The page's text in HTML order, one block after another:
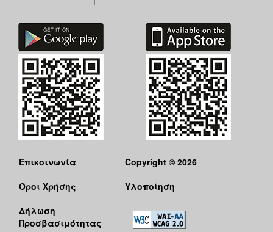
Επικοινωνία
Όροι Χρήσης
Δήλωση
Προσβασιμότητας
Copyright © 2026
Υλοποίηση